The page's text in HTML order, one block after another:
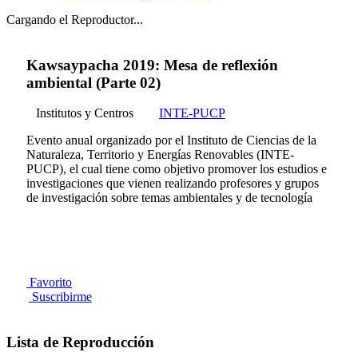
Cargando el Reproductor...
Kawsaypacha 2019: Mesa de reflexión
ambiental (Parte 02)
Institutos y Centros
INTE-PUCP
Evento anual organizado por el Instituto de Ciencias de la
Naturaleza, Territorio y Energías Renovables (INTE-
PUCP), el cual tiene como objetivo promover los estudios e
investigaciones que vienen realizando profesores y grupos
de investigación sobre temas ambientales y de tecnología
Favorito
Suscribirme
Lista de Reproducción